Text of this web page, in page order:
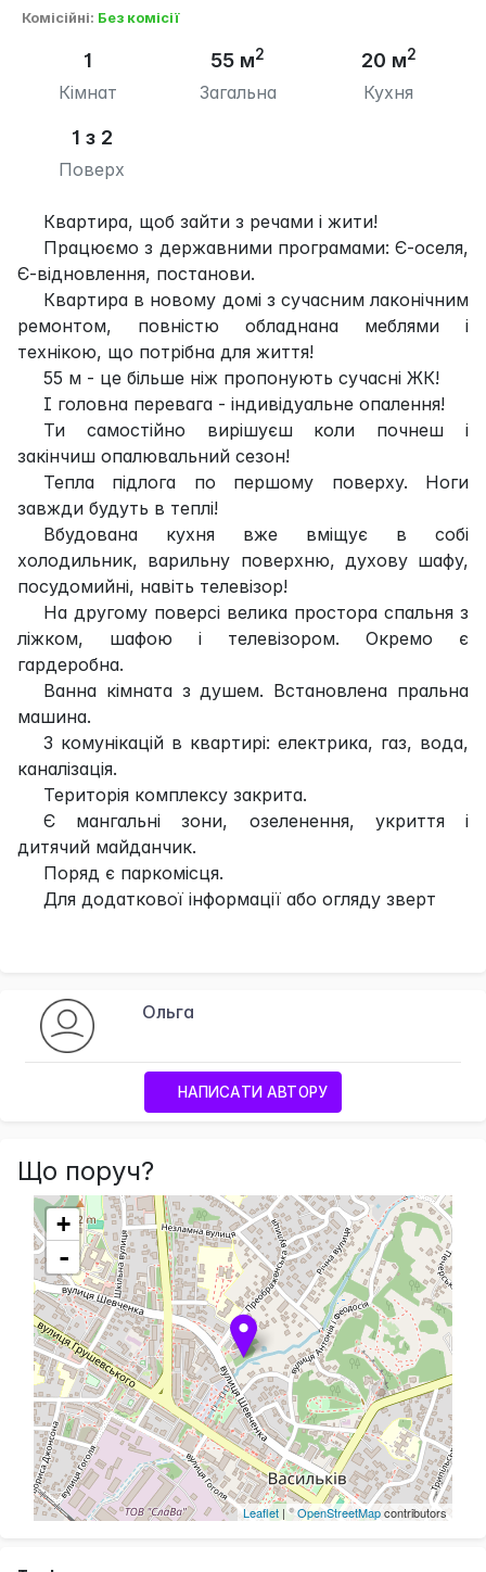
Комісійні: Без комісії
1
Кімнат
55 м2
Загальна
20 м2
Кухня
1 з 2
Поверх
Квартира, щоб зайти з речами і жити!
Працюємо з державними програмами: Є-оселя,
Є-відновлення, постанови.
Квартира в новому домі з сучасним лаконічним
ремонтом, повністю обладнана меблями і
технікою, що потрібна для життя!
55 м - це більше ніж пропонують сучасні ЖК!
І головна перевага - індивідуальне опалення!
Ти самостійно вирішуєш коли почнеш і
закінчиш опалювальний сезон!
Тепла підлога по першому поверху. Ноги
завжди будуть в теплі!
Вбудована кухня вже вміщує в собі
холодильник, варильну поверхню, духову шафу,
посудомийні, навіть телевізор!
На другому поверсі велика простора спальня з
ліжком, шафою і телевізором. Окремо є
гардеробна.
Ванна кімната з душем. Встановлена пральна
машина.
З комунікацій в квартирі: електрика, газ, вода,
каналізація.
Територія комплексу закрита.
Є мангальні зони, озеленення, укриття і
дитячий майданчик.
Поряд є паркомісця.
Для додаткової інформації або огляду зверт
Ольга
НАПИСАТИ АВТОРУ
Що поруч?
+
-
Leaflet | ©OpenStreetMapcontributors